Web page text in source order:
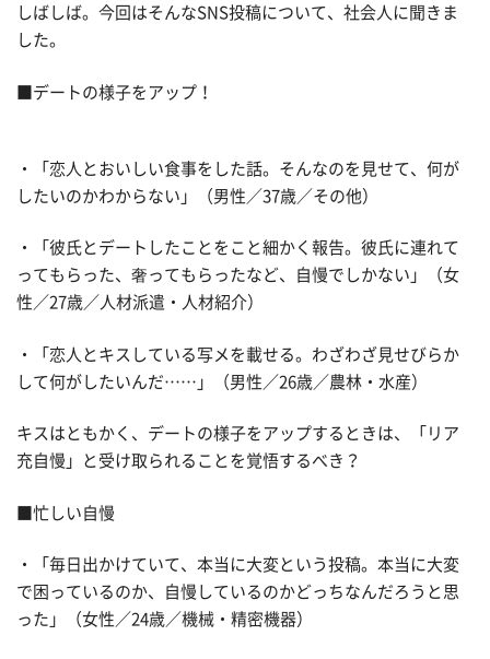
しばしば。今回はそんなSNS投稿について、社会人に聞きま
した。
■デートの様子をアップ！
・「恋人とおいしい食事をした話。そんなのを見せて、何が
したいのかわからない」（男性／37歳／その他）
・「彼氏とデートしたことをこと細かく報告。彼氏に連れて
ってもらった、奢ってもらったなど、自慢でしかない」（女
性／27歳／人材派遣・人材紹介）
・「恋人とキスしている写メを載せる。わざわざ見せびらか
して何がしたいんだ……」（男性／26歳／農林・水産）
キスはともかく、デートの様子をアップするときは、「リア
充自慢」と受け取られることを覚悟するべき？
■忙しい自慢
・「毎日出かけていて、本当に大変という投稿。本当に大変
で困っているのか、自慢しているのかどっちなんだろうと思
った」（女性／24歳／機械・精密機器）